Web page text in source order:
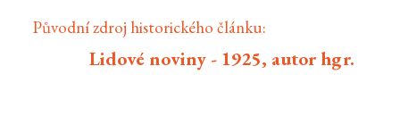
Původní zdroj historického článku:
Lidové noviny - 1925, autor hgr.